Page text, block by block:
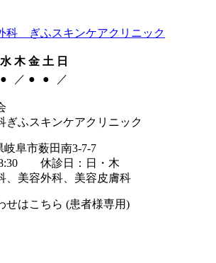
水 木 金 土 日
● ／ ● ● ／
ぎふスキンケアクリニック
阜市薮田南3-7-7
休診日：日・木
、美容外科、美容皮膚科
せはこちら (患者様専用)